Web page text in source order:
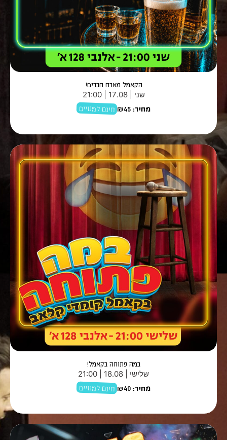
הקאמל מארח חברים!
שני | 17.08 | 21:00
מחיר: ₪45 חינם למנויים
במה פתוחה בקאמל!
שלישי | 18.08 | 21:00
מחיר: ₪40 חינם למנויים